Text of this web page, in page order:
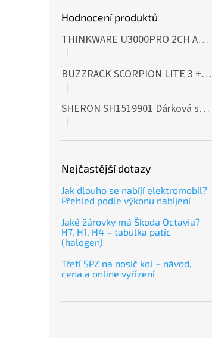
Hodnocení produktů
THINKWARE U3000PRO 2CH Autokamera 4K+2K, HDR, WiFi, GPS, BT, mikrovlnné senzory
Hodnocení produktu je 5 z 5 hvězdiček.
|
BUZZRACK SCORPION LITE 3 + Cashback 500 Kč jako dodatečná sleva za platbu předem
Hodnocení produktu je 5 z 5 hvězdiček.
|
SHERON SH1519901 Dárková sada EXTERIÉR
Hodnocení produktu je 5 z 5 hvězdiček.
|
Nejčastější dotazy
Jak dlouho se nabíjí elektromobil?
Přehled podle výkonu nabíjení
Jaké žárovky má Škoda Octavia?
H7, H1, H4 – tabulka patic
(halogen)
Třetí SPZ na nosič kol – návod,
cena a online vyřízení